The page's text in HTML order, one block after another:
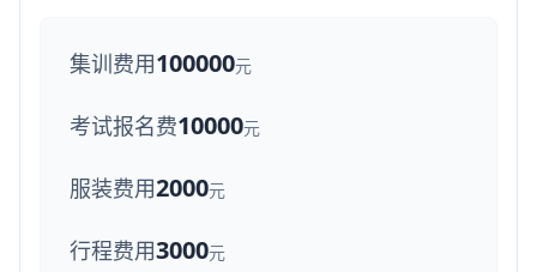
集训费用100000元
考试报名费10000元
服装费用2000元
行程费用3000元